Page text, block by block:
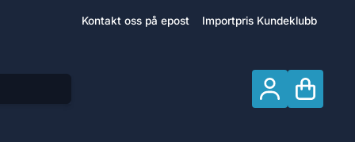
Kontakt oss på epost Importpris Kundeklubb